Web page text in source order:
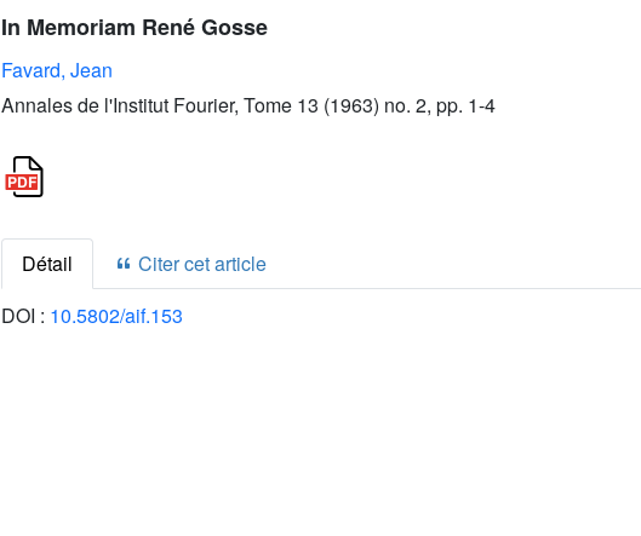
In Memoriam René Gosse
Favard, Jean
Annales de l'Institut Fourier, Tome 13 (1963) no. 2, pp. 1-4
Détail
Citer cet article
DOI : 10.5802/aif.153